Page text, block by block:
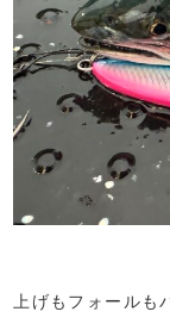
上げもフォールも